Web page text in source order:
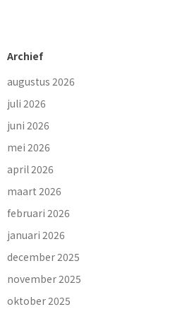
Archief
augustus 2026
juli 2026
juni 2026
mei 2026
april 2026
maart 2026
februari 2026
januari 2026
december 2025
november 2025
oktober 2025